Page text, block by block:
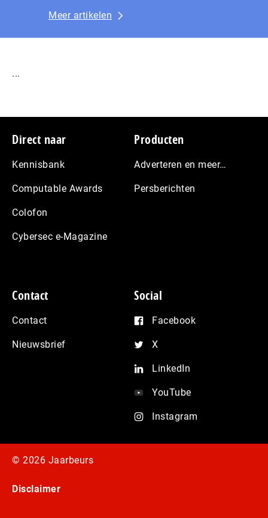
Meer artikelen
...
Footer
Direct naar
Kennisbank
Computable Awards
Colofon
Cybersec e-Magazine
Producten
Adverteren en meer…
Persberichten
Contact
Contact
Nieuwsbrief
Social
Facebook
X
LinkedIn
YouTube
Instagram
© 2026 Jaarbeurs
Disclaimer